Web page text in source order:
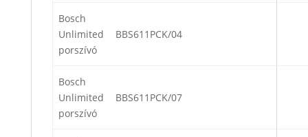
Bosch
Unlimited
porszívó
BBS611PCK/04
Bosch
Unlimited
porszívó
BBS611PCK/07